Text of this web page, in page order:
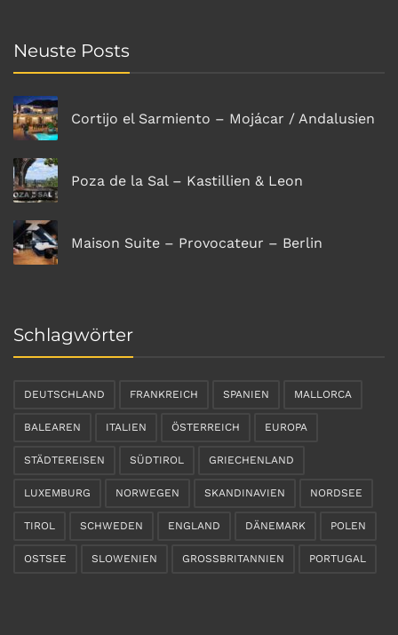
Neuste Posts
Cortijo el Sarmiento – Mojácar / Andalusien
Poza de la Sal – Kastillien & Leon
Maison Suite – Provocateur – Berlin
Schlagwörter
DEUTSCHLAND FRANKREICH SPANIEN MALLORCA
BALEAREN ITALIEN ÖSTERREICH EUROPA
STÄDTEREISEN SÜDTIROL GRIECHENLAND
LUXEMBURG NORWEGEN SKANDINAVIEN NORDSEE
TIROL SCHWEDEN ENGLAND DÄNEMARK POLEN
OSTSEE SLOWENIEN GROSSBRITANNIEN PORTUGAL